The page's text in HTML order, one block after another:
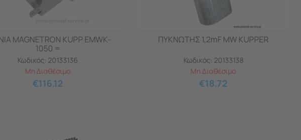
MAGNETRON KUPP EMWK-
1050 =
Κωδικός: 20133136
Μη Διαθέσιμο
€116.12
ΠΥΚΝΩΤΗΣ 1,2mF MW KUPPER
Κωδικός: 20133138
Μη Διαθέσιμο
€18.72